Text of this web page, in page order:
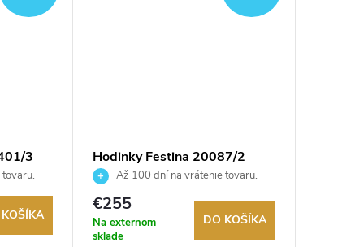
3 Hodinky Festina 20087/2
Až 100 dní na vrátenie tovaru.
Autorizovaný predajca.
€255
Na externom
sklade
DO KOŠÍKA